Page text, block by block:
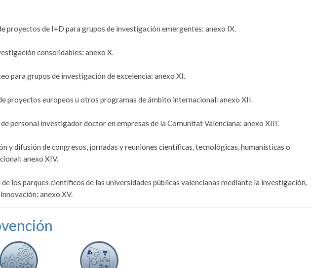
proyectos de I+D para grupos de investigación emergentes: anexo IX.
consolidables: anexo X.
para grupos de investigación de excelencia: anexo XI.
proyectos europeos u otros programas de ámbito internacional: anexo XII.
personal investigador doctor en empresas de la Comunitat Valenciana: anexo XIII.
y difusión de congresos, jornadas y reuniones científicas, tecnológicas, humanísticas o
anexo XIV.
los parques científicos de las universidades públicas valencianas mediante la investigación,
anexo XV.